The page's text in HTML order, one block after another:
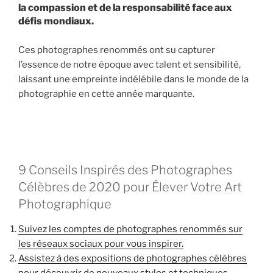
la compassion et de la responsabilité face aux
défis mondiaux.
Ces photographes renommés ont su capturer
l’essence de notre époque avec talent et sensibilité,
laissant une empreinte indélébile dans le monde de la
photographie en cette année marquante.
9 Conseils Inspirés des Photographes
Célèbres de 2020 pour Élever Votre Art
Photographique
Suivez les comptes de photographes renommés sur
les réseaux sociaux pour vous inspirer.
Assistez à des expositions de photographes célèbres